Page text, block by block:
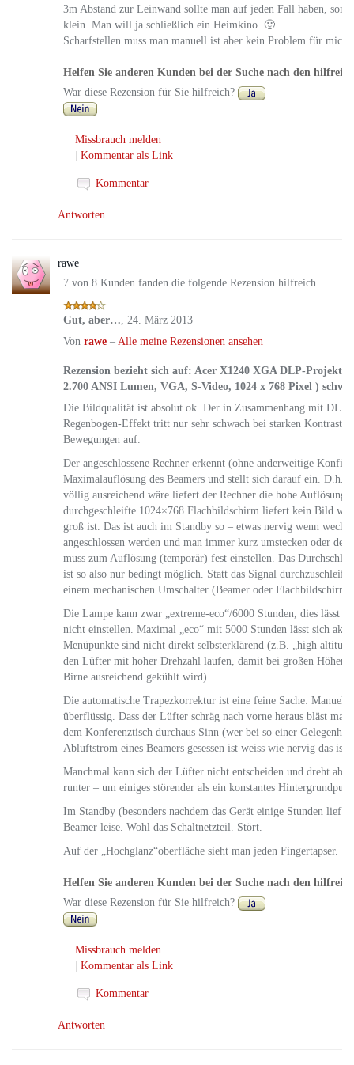
3m Abstand zur Leinwand sollte man auf jeden Fall haben,
klein. Man will ja schließlich ein Heimkino. 🙂
Scharfstellen muss man manuell ist aber kein Problem für mich.
Helfen Sie anderen Kunden bei der Suche nach den
War diese Rezension für Sie hilfreich?
Missbrauch melden
Kommentar als Link
Kommentar
Antworten
rawe
7 von 8 Kunden fanden die folgende Rezension hilfreich
Gut, aber…, 24. März 2013
Von rawe – Alle meine Rezensionen ansehen
Rezension bezieht sich auf: Acer X1240 XGA DLP-
2.700 ANSI Lumen, VGA, S-Video, 1024 x 768 Pixel )
Die Bildqualität ist absolut ok. Der in Zusammenhang mit DLP-
Regenbogen-Effekt tritt nur sehr schwach bei starken
Bewegungen auf.
Der angeschlossene Rechner erkennt (ohne anderweitige
Maximalauflösung des Beamers und stellt sich darauf ein. D.h.
völlig ausreichend wäre liefert der Rechner die hohe Auflösung
durchgeschleifte 1024×768 Flachbildschirm liefert kein Bild
groß ist. Das ist auch im Standby so – etwas nervig wenn
angeschlossen werden und man immer kurz umstecken oder den
muss zum Auflösung (temporär) fest einstellen. Das
ist so also nur bedingt möglich. Statt das Signal
einem mechanischen Umschalter (Beamer oder
Die Lampe kann zwar „extreme-eco“/6000 Stunden, dies lässt
nicht einstellen. Maximal „eco“ mit 5000 Stunden lässt sich
Menüpunkte sind nicht direkt selbsterklärend (z.B. „high
den Lüfter mit hoher Drehzahl laufen, damit bei großen Höhen,
Birne ausreichend gekühlt wird).
Die automatische Trapezkorrektur ist eine feine Sache: Manuell
überflüssig. Dass der Lüfter schräg nach vorne heraus bläst
dem Konferenztisch durchaus Sinn (wer bei so einer
Abluftstrom eines Beamers gesessen ist weiss wie nervig das ist).
Manchmal kann sich der Lüfter nicht entscheiden und dreht
runter – um einiges störender als ein konstantes
Im Standby (besonders nachdem das Gerät einige Stunden lief)
Beamer leise. Wohl das Schaltnetzteil. Stört.
Auf der „Hochglanz“oberfläche sieht man jeden Fingertapser.
Helfen Sie anderen Kunden bei der Suche nach den
War diese Rezension für Sie hilfreich?
Missbrauch melden
Kommentar als Link
Kommentar
Antworten